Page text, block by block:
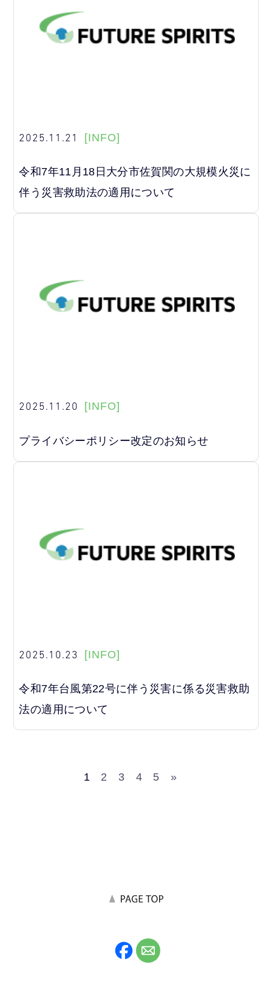
2025.11.21 [INFO]
令和7年11月18日大分市佐賀関の大規模火災に
伴う災害救助法の適用について
2025.11.20 [INFO]
プライバシーポリシー改定のお知らせ
2025.10.23 [INFO]
令和7年台風第22号に伴う災害に係る災害救助
法の適用について
1 2 3 4 5 »